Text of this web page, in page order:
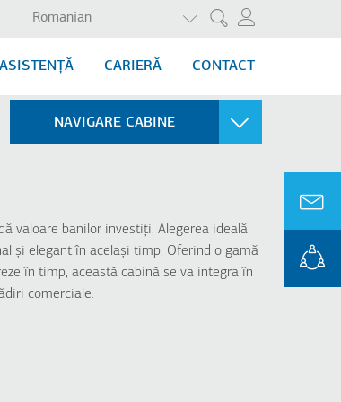
Cercetare
Romanian
AFIȘAȚI ACȚIUNILE
ASISTENȚĂ CARIERĂ CONTACT
NAVIGARE CABINE
valoare banilor investiți. Alegerea ideală
și elegant în același timp. Oferind o gamă
în timp, această cabină se va integra în
comerciale.